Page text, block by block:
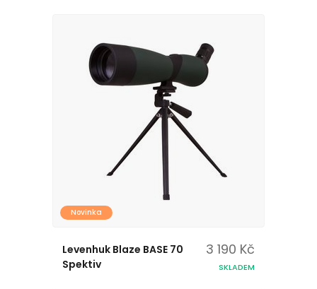
Novinka
Levenhuk Blaze BASE 70
Spektiv
3 190 Kč
SKLADEM